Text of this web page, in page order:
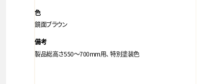
色
鏡面ブラウン
備考
製品総高さ550～700mm用、 特別塗装色